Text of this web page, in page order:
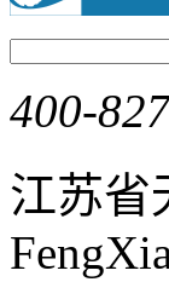
400-
江苏